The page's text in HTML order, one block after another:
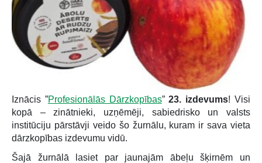
Iznācis ”Profesionālās Dārzkopības”23. izdevums! Visi
kopā – zinātnieki, uzņēmēji, sabiedrisko un valsts
institūciju pārstāvji veido šo žurnālu, kuram ir sava vieta
dārzkopības izdevumu vidū.
Šajā žurnālā lasiet par jaunajām ābeļu šķirnēm un